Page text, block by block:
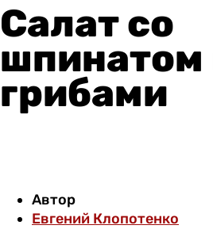
Салат со
шпинатом
грибами
Автор
Евгений Клопотенко